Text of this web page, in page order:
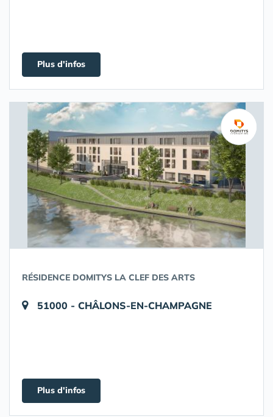
Plus d'infos
RÉSIDENCE DOMITYS LA CLEF DES ARTS
51000 - CHÂLONS-EN-CHAMPAGNE
Plus d'infos